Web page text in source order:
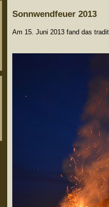
Sonnwendfeuer 2013
Am 15. Juni 2013 fand das